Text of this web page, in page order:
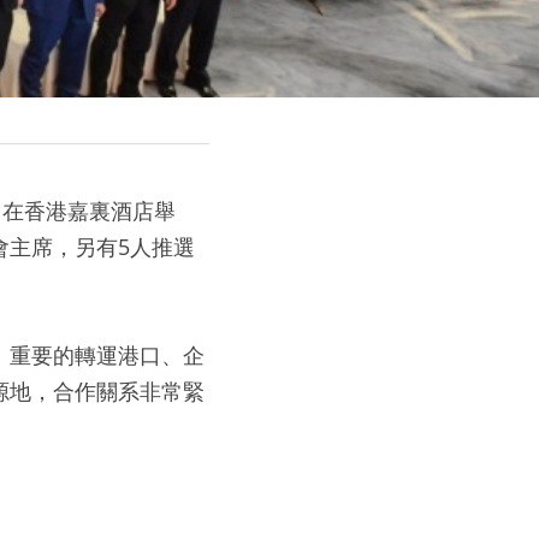
香港嘉裏酒店舉
席，另有5人推選
要的轉運港口、企
，合作關系非常緊